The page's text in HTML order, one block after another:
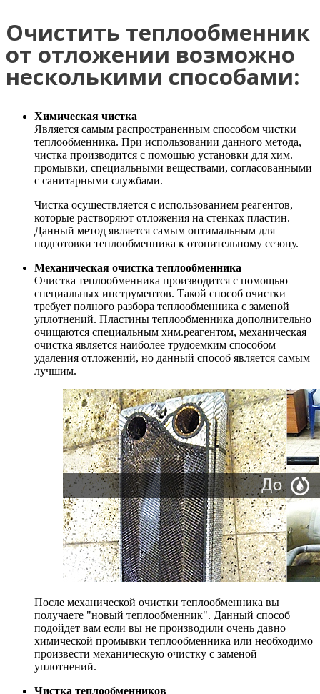
Очистить теплообменник
от отложении возможно
несколькими способами:
Химическая чистка
Является самым распространенным способом чистки
теплообменника. При использовании данного метода,
чистка производится с помощью установки для хим.
промывки, специальными веществами, согласованными
с санитарными службами.
Чистка осуществляется с использованием реагентов,
которые растворяют отложения на стенках пластин.
Данный метод является самым оптимальным для
подготовки теплообменника к отопительному сезону.
Механическая очистка теплообменника
Очистка теплообменника производится с помощью
специальных инструментов. Такой способ очистки
требует полного разбора теплообменника с заменой
уплотнений. Пластины теплообменника дополнительно
очищаются специальным хим.реагентом, механическая
очистка является наиболее трудоемким способом
удаления отложений, но данный способ является самым
лучшим.
После механической очистки теплообменника вы
получаете "новый теплообменник". Данный способ
подойдет вам если вы не производили очень давно
химической промывки теплообменника или необходимо
произвести механическую очистку с заменой
уплотнений.
Чистка теплообменников